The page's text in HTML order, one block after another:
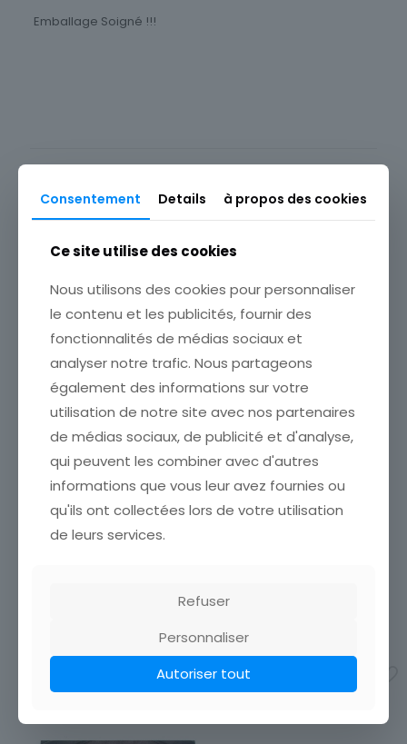
Emballage Soigné !!!
CANIVET PRIERE D UNE
MERE POUR SES ENFANTS
ÉTAT VOIR SCAN Cumulez
Ajouter au panier
CANIVET SAINT LUCA
vos frais de port. Emballage
Ajouter au panier
Consentement Details à propos des cookies
Ce site utilise des cookies
Nous utilisons des cookies pour personnaliser
le contenu et les publicités, fournir des
fonctionnalités de médias sociaux et
analyser notre trafic. Nous partageons
également des informations sur votre
utilisation de notre site avec nos partenaires
de médias sociaux, de publicité et d'analyse,
qui peuvent les combiner avec d'autres
informations que vous leur avez fournies ou
qu'ils ont collectées lors de votre utilisation
de leurs services.
Refuser
Personnaliser
Autoriser tout